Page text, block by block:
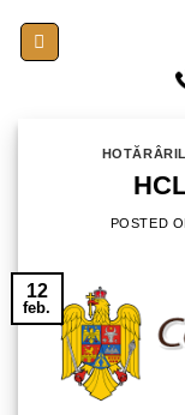
POSTED
12
feb.